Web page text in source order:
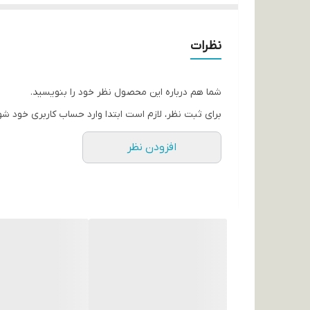
کیفیت عالی
برند اورجینال کره ای
انقضا 2027
نظرات
شما هم درباره این محصول نظر خود را بنویسید.
برای ثبت نظر، لازم است ابتدا وارد حساب کاربری خود
افزودن نظر